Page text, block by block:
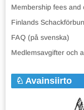
Membership fees and
Finlands
FAQ (på svenska)
Medlemsavgifter och
Avainsiirto